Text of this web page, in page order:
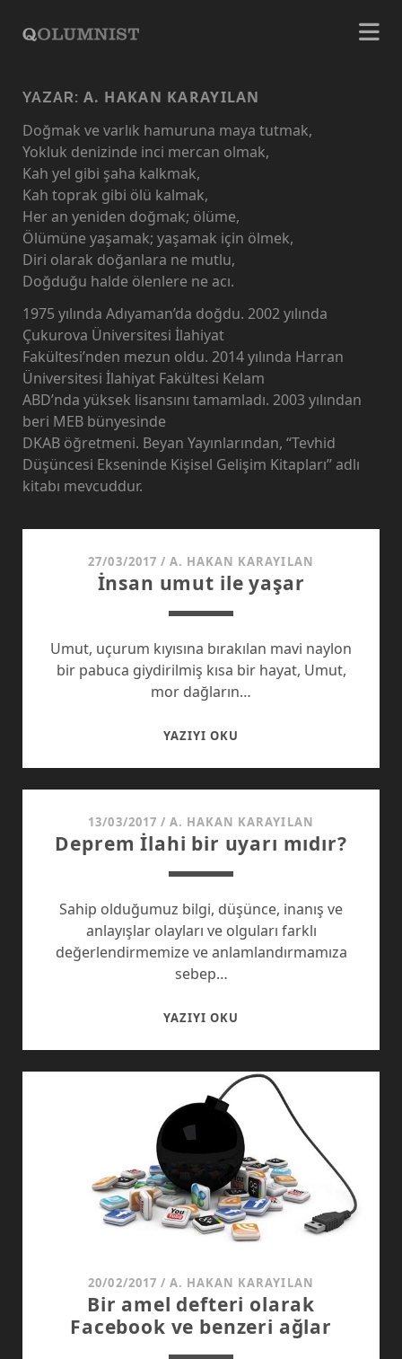
YAZAR: A. HAKAN KARAYILAN
Doğmak ve varlık hamuruna maya tutmak,
Yokluk denizinde inci mercan olmak,
Kah yel gibi şaha kalkmak,
Kah toprak gibi ölü kalmak,
Her an yeniden doğmak; ölüme,
Ölümüne yaşamak; yaşamak için ölmek,
Diri olarak doğanlara ne mutlu,
Doğduğu halde ölenlere ne acı.
1975 yılında Adıyaman’da doğdu. 2002 yılında
Çukurova Üniversitesi İlahiyat
Fakültesi’nden mezun oldu. 2014 yılında Harran
Üniversitesi İlahiyat Fakültesi Kelam
ABD’nda yüksek lisansını tamamladı. 2003 yılından
beri MEB bünyesinde
DKAB öğretmeni. Beyan Yayınlarından, “Tevhid
Düşüncesi Ekseninde Kişisel Gelişim Kitapları” adlı
kitabı mevcuddur.
27/03/2017 / A. HAKAN KARAYILAN
İnsan umut ile yaşar
Umut, uçurum kıyısına bırakılan mavi naylon
bir pabuca giydirilmiş kısa bir hayat, Umut,
mor dağların…
YAZIYI OKU
13/03/2017 / A. HAKAN KARAYILAN
Deprem İlahi bir uyarı mıdır?
Sahip olduğumuz bilgi, düşünce, inanış ve
anlayışlar olayları ve olguları farklı
değerlendirmemize ve anlamlandırmamıza
sebep…
YAZIYI OKU
UYARI
MIDIR?
20/02/2017 / A. HAKAN KARAYILAN
Bir amel defteri olarak
Facebook ve benzeri ağlar